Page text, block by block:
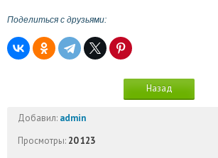
Поделиться с друзьями:
Назад
Добавил: admin
Просмотры: 20 123